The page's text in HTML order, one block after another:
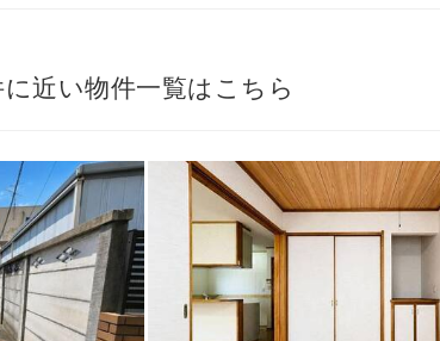
近い物件一覧はこちら